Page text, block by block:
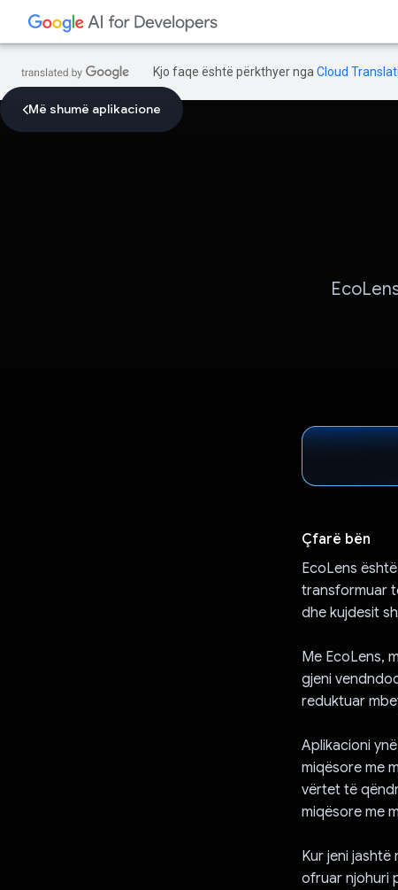
Kjo faqe është përkthyer nga Cloud
Më shumë aplikacione
Çfarë bën
EcoLens
transformuar
dhe kujdesit
Me EcoLens,
gjeni
reduktuar
Aplikacioni
miqësore me
vërtet të
miqësore me
Kur jeni
ofruar njohuri